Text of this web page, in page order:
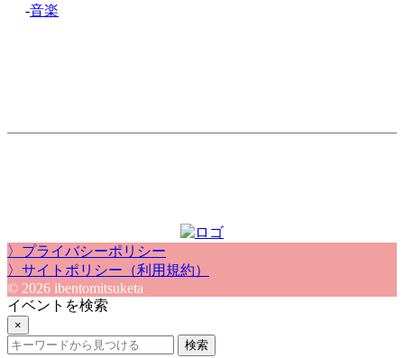
-音楽
〉プライバシーポリシー
〉サイトポリシー（利用規約）
© 2026 ibentomitsuketa
イベントを検索
×
検索